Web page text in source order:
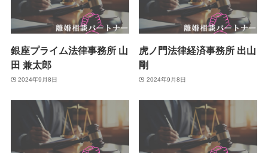
銀座プライム法律事務所 山
田 兼太郎
2024年9月8日
虎ノ門法律経済事務所 出山
剛
2024年9月8日